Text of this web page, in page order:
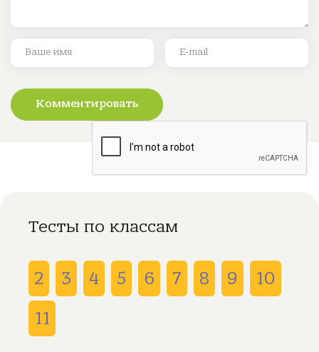
Комментировать
Тесты по классам
2 3 4 5 6 7 8 9
10
11